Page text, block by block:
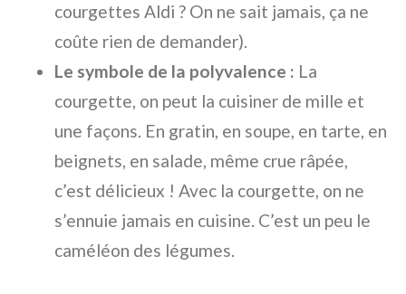
courgettes Aldi ? On ne sait jamais, ça ne
coûte rien de demander).
Le symbole de la polyvalence : La
courgette, on peut la cuisiner de mille et
une façons. En gratin, en soupe, en tarte, en
beignets, en salade, même crue râpée,
c’est délicieux ! Avec la courgette, on ne
s’ennuie jamais en cuisine. C’est un peu le
caméléon des légumes.